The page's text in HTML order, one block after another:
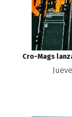
Cro-Mags